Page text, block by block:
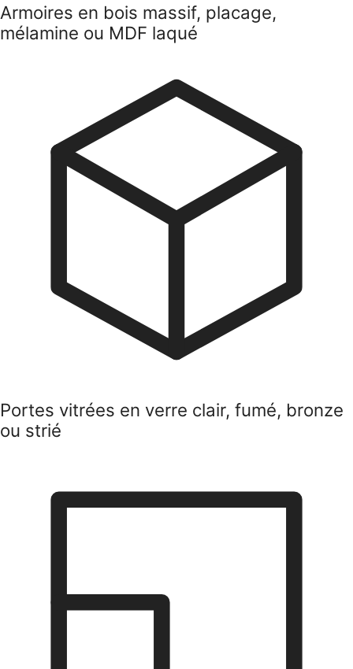
Portes vitrées en verre clair, fumé, bronze
Poignées, penderies et profilés en noir,